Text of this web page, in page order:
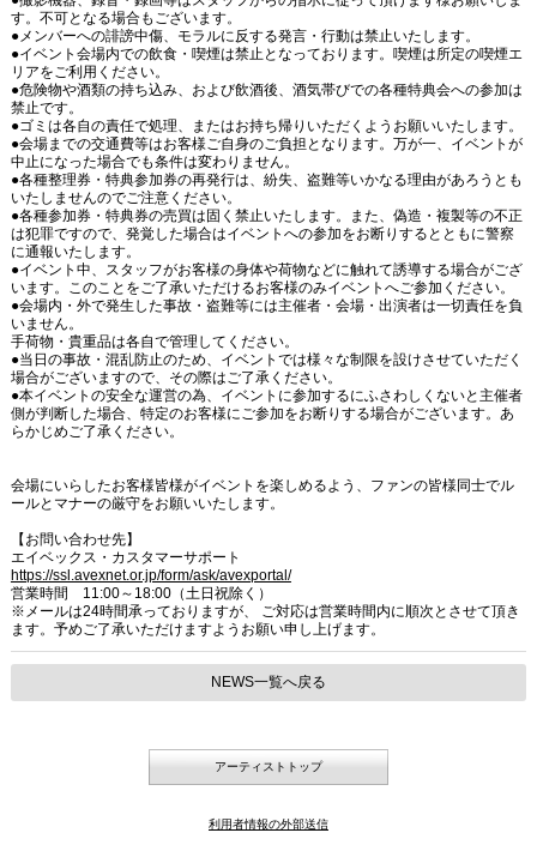
す。不可となる場合もございます。
●メンバーへの誹謗中傷、モラルに反する発言・行動は禁止いたします。
●イベント会場内での飲食・喫煙は禁止となっております。喫煙は所定の喫煙エ
リアをご利用ください。
●危険物や酒類の持ち込み、および飲酒後、酒気帯びでの各種特典会への参加は
禁止です。
●ゴミは各自の責任で処理、またはお持ち帰りいただくようお願いいたします。
●会場までの交通費等はお客様ご自身のご負担となります。万が一、イベントが
中止になった場合でも条件は変わりません。
●各種整理券・特典参加券の再発行は、紛失、盗難等いかなる理由があろうとも
いたしませんのでご注意ください。
●各種参加券・特典券の売買は固く禁止いたします。また、偽造・複製等の不正
は犯罪ですので、発覚した場合はイベントへの参加をお断りするとともに警察
に通報いたします。
●イベント中、スタッフがお客様の身体や荷物などに触れて誘導する場合がござ
います。このことをご了承いただけるお客様のみイベントへご参加ください。
●会場内・外で発生した事故・盗難等には主催者・会場・出演者は一切責任を負
いません。
手荷物・貴重品は各自で管理してください。
●当日の事故・混乱防止のため、イベントでは様々な制限を設けさせていただく
場合がございますので、その際はご了承ください。
●本イベントの安全な運営の為、イベントに参加するにふさわしくないと主催者
側が判断した場合、特定のお客様にご参加をお断りする場合がございます。あ
らかじめご了承ください。
会場にいらしたお客様皆様がイベントを楽しめるよう、ファンの皆様同士でル
ールとマナーの厳守をお願いいたします。
【お問い合わせ先】
エイベックス・カスタマーサポート
https://ssl.avexnet.or.jp/form/ask/avexportal/
営業時間 11:00～18:00（土日祝除く）
※メールは24時間承っておりますが、 ご対応は営業時間内に順次とさせて頂き
ます。予めご了承いただけますようお願い申し上げます。
NEWS一覧へ戻る
アーティストトップ
利用者情報の外部送信